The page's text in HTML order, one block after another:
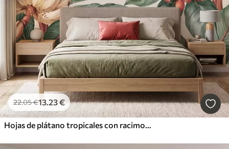
22.05€13 .23€